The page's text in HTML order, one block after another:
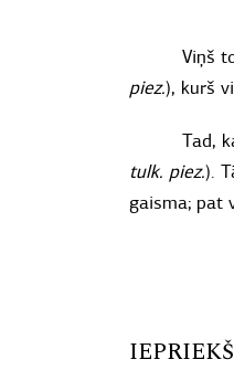
Viņš
piez.), kurš
Tad,
tulk. piez.).
gaisma; pat